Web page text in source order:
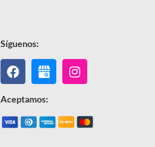
Síguenos:
Facebook Instagram
Aceptamos: